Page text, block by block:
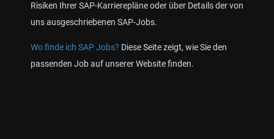
Risiken Ihrer SAP-Karrierepläne oder über Details der von
uns ausgeschriebenen SAP-Jobs.
Wo finde ich SAP Jobs? Diese Seite zeigt, wie Sie den
passenden Job auf unserer Website finden.